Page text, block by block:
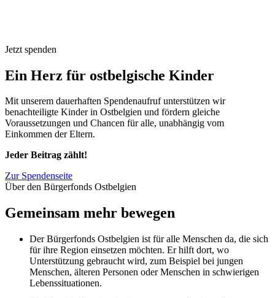
Jetzt spenden
Ein Herz für ostbelgische Kinder
Mit unserem dauerhaften Spendenaufruf unterstützen wir
benachteiligte Kinder in Ostbelgien und fördern gleiche
Voraussetzungen und Chancen für alle, unabhängig vom
Einkommen der Eltern.
Jeder Beitrag zählt!
Zur Spendenseite
Über den Bürgerfonds Ostbelgien
Gemeinsam mehr bewegen
Der Bürgerfonds Ostbelgien ist für alle Menschen da, die sich
für ihre Region einsetzen möchten. Er hilft dort, wo
Unterstützung gebraucht wird, zum Beispiel bei jungen
Menschen, älteren Personen oder Menschen in schwierigen
Lebenssituationen.